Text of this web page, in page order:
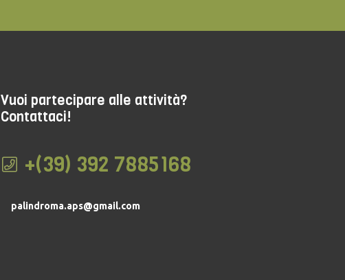
Vuoi partecipare alle attività?
Contattaci!
+(39) 392 7885168
palindroma.aps@gmail.com